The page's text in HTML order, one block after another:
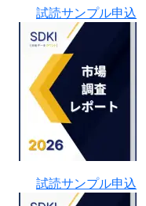
試読サンプル申込
試読サンプル申込